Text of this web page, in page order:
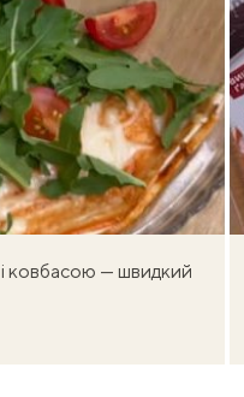
ковбасою — швидкий